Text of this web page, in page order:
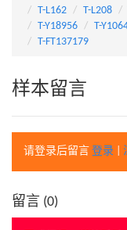
T-L162
T-L208
T-Y18956
T-
T-FT137179
样本留言
请登录后留言 登录
留言 (0)